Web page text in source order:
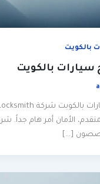
بالكويت
بالكويت